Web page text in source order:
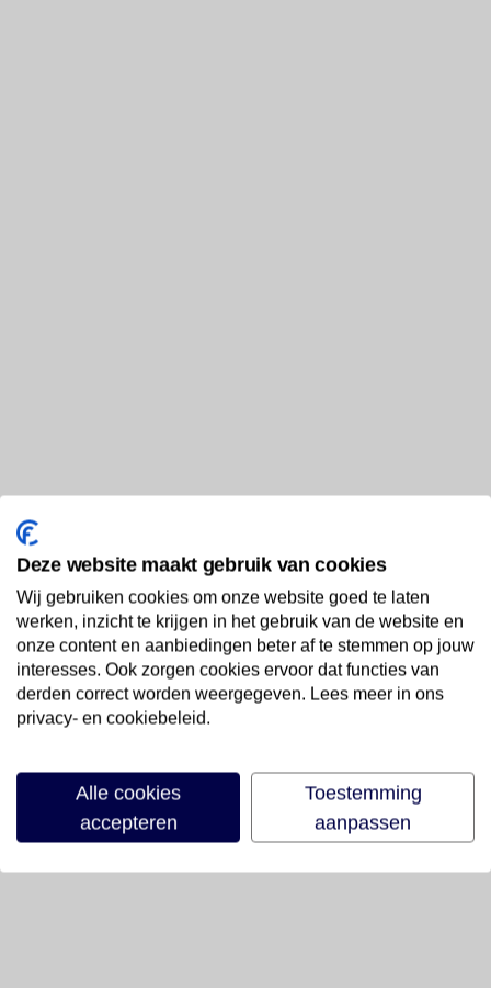
Deze website maakt gebruik van cookies
Wij gebruiken cookies om onze website goed te laten
werken, inzicht te krijgen in het gebruik van de website en
onze content en aanbiedingen beter af te stemmen op jouw
interesses. Ook zorgen cookies ervoor dat functies van
derden correct worden weergegeven. Lees meer in ons
privacy- en cookiebeleid.
Alle cookies
accepteren
Toestemming
aanpassen